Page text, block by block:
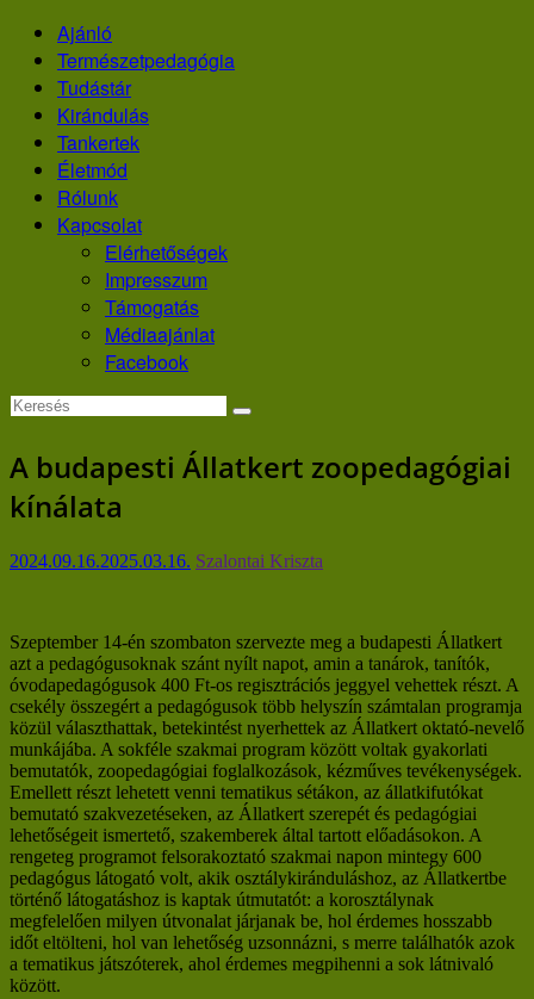
Skip
content
Ajánló
Természetpedagógia
Tudástár
Kirándulás
Tankertek
Életmód
Rólunk
Kapcsolat
Elérhetőségek
Impresszum
Támogatás
Médiaajánlat
Facebook
A budapesti Állatkert zoopedagógiai
kínálata
2024.09.16.2025.03.16. Szalontai Kriszta
Szeptember 14-én szombaton szervezte meg a budapesti Állatkert
azt a pedagógusoknak szánt nyílt napot, amin a tanárok, tanítók,
óvodapedagógusok 400 Ft-os regisztrációs jeggyel vehettek részt. A
csekély összegért a pedagógusok több helyszín számtalan programja
közül választhattak, betekintést nyerhettek az Állatkert oktató-nevelő
munkájába. A sokféle szakmai program között voltak gyakorlati
bemutatók, zoopedagógiai foglalkozások, kézműves tevékenységek.
Emellett részt lehetett venni tematikus sétákon, az állatkifutókat
bemutató szakvezetéseken, az Állatkert szerepét és pedagógiai
lehetőségeit ismertető, szakemberek által tartott előadásokon. A
rengeteg programot felsorakoztató szakmai napon mintegy 600
pedagógus látogató volt, akik osztálykiránduláshoz, az Állatkertbe
történő látogatáshoz is kaptak útmutatót: a korosztálynak
megfelelően milyen útvonalat járjanak be, hol érdemes hosszabb
időt eltölteni, hol van lehetőség uzsonnázni, s merre találhatók azok
a tematikus játszóterek, ahol érdemes megpihenni a sok látnivaló
között.